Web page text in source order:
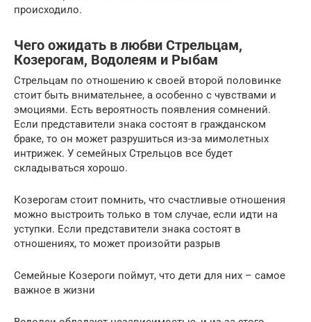
происходило.
Чего ожидать в любви Стрельцам,
Козерогам, Водолеям и Рыбам
Стрельцам по отношению к своей второй половинке
стоит быть внимательнее, а особенно с чувствами и
эмоциями. Есть вероятность появления сомнений.
Если представители знака состоят в гражданском
браке, то он может разрушиться из-за мимолетных
интрижек. У семейных Стрельцов все будет
складываться хорошо.
Козерогам стоит помнить, что счастливые отношения
можно выстроить только в том случае, если идти на
уступки. Если представители знака состоят в
отношениях, то может произойти разрыв
Семейные Козероги поймут, что дети для них – самое
важное в жизни